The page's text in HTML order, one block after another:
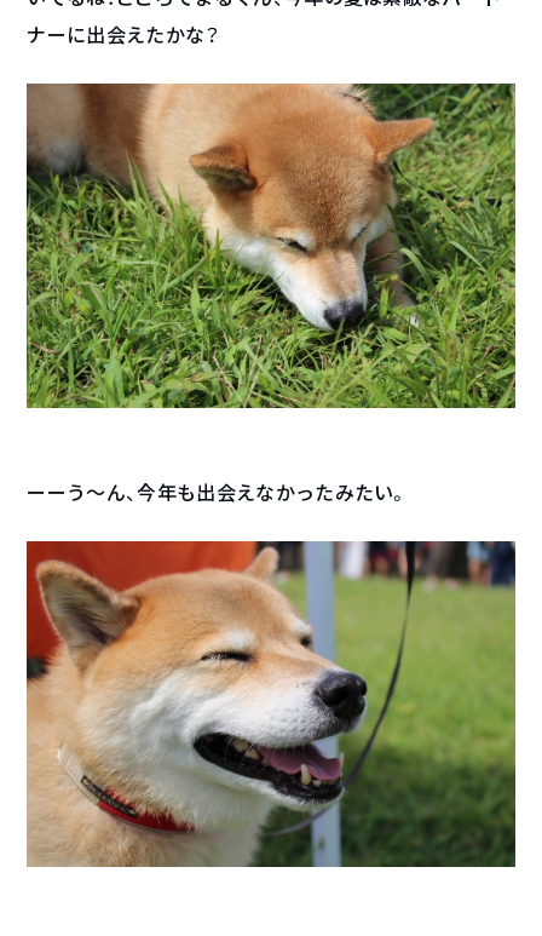
ナーに出会えたかな？
ーーう〜ん、今年も出会えなかったみたい。